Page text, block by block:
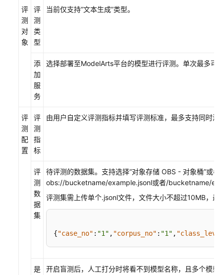
支
持
区
域
评
测
对
象
评
测
类
型
当前仅支持“文本生成”类型。
添
加
服
务
选择部署至ModelArts平台的模型进行评测。单次最多可
评
测
配
置
评
测
指
标
由用户自定义评测指标并填写评测标准，最多支持同时
评
测
数
据
集
待评测的数据集。支持选择“对象存储 OBS - 对象桶”或者
obs://bucketname/example.jsonl或者/bucketname/
评测集需上传单个.jsonl文件，文件大小不超过10MB，
{"case_no" : "1" , "corpus_no" : "1" ,
是
开启盲测后，人工打分时将看不到模型名称，且多个模